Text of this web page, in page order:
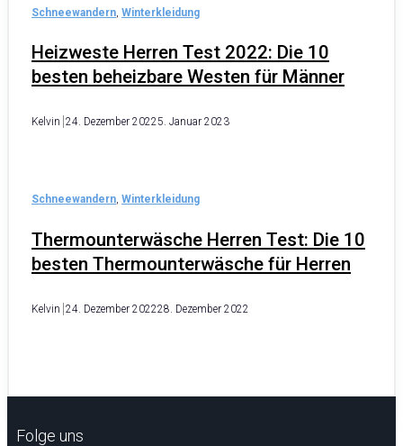
Heizweste Herren Test 2022: Die 10
besten beheizbare Westen für Männer
Schneewandern Winterkleidung
Kelvin 24. Dezember 20225. Januar 2023
Thermounterwäsche Herren Test: Die 10
besten Thermounterwäsche für Herren
Schneewandern, Winterkleidung
Kelvin 24. Dezember 202228. Dezember 2022
Folge uns